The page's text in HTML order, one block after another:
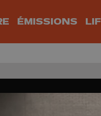
ÉMISSIONS